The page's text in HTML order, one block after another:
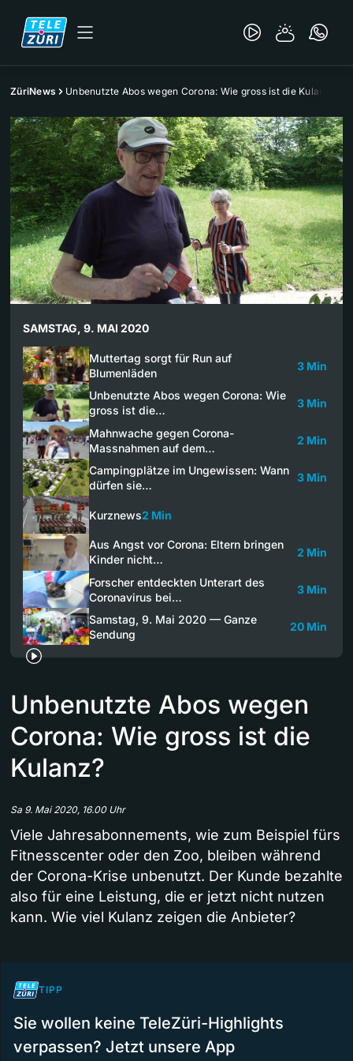
ZüriNews Unbenutzte Abos wegen Corona: Wie gross ist die Kulanz?
SAMSTAG, 9. MAI 2020
Muttertag sorgt für Run auf
Blumenläden
3 Min
Unbenutzte Abos wegen Corona: Wie
gross ist die…
3 Min
Mahnwache gegen Corona-
Massnahmen auf dem…
2 Min
Campingplätze im Ungewissen: Wann
dürfen sie…
3 Min
Kurznews2 Min
Aus Angst vor Corona: Eltern bringen
Kinder nicht…
2 Min
Forscher entdeckten Unterart des
Coronavirus bei…
3 Min
Samstag, 9. Mai 2020 — Ganze
Sendung
20 Min
Unbenutzte Abos wegen
Corona: Wie gross ist die
Kulanz?
Sa 9. Mai 2020, 16.00 Uhr
Viele Jahresabonnements, wie zum Beispiel fürs
Fitnesscenter oder den Zoo, bleiben während
der Corona-Krise unbenutzt. Der Kunde bezahlte
also für eine Leistung, die er jetzt nicht nutzen
kann. Wie viel Kulanz zeigen die Anbieter?
TIPP
Sie wollen keine TeleZüri-Highlights
verpassen? Jetzt unsere App